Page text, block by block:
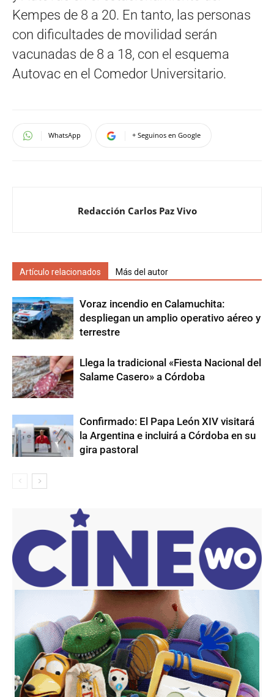
Kempes de 8 a 20. En tanto, las personas
con dificultades de movilidad serán
vacunadas de 8 a 18, con el esquema
Autovac en el Comedor Universitario.
WhatsApp + Seguinos en Google
Redacción Carlos Paz Vivo
Artículo relacionados Más del autor
Voraz incendio en Calamuchita:
despliegan un amplio operativo aéreo y
terrestre
Llega la tradicional «Fiesta Nacional del
Salame Casero» a Córdoba
Confirmado: El Papa León XIV visitará
la Argentina e incluirá a Córdoba en su
gira pastoral